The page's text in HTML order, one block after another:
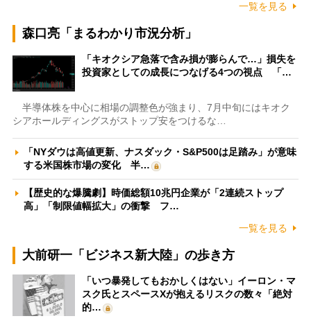
一覧を見る
森口亮「まるわかり市況分析」
「キオクシア急落で含み損が膨らんで…」損失を
投資家としての成長につなげる4つの視点 「…
半導体株を中心に相場の調整色が強まり、7月中旬にはキオク
シアホールディングスがストップ安をつけるな…
「NYダウは高値更新、ナスダック・S&P500は足踏み」が意味
する米国株市場の変化 半…
【歴史的な爆騰劇】時価総額10兆円企業が「2連続ストップ
高」「制限値幅拡大」の衝撃 フ…
一覧を見る
大前研一「ビジネス新大陸」の歩き方
「いつ暴発してもおかしくはない」イーロン・マ
スク氏とスペースXが抱えるリスクの数々「絶対
的…